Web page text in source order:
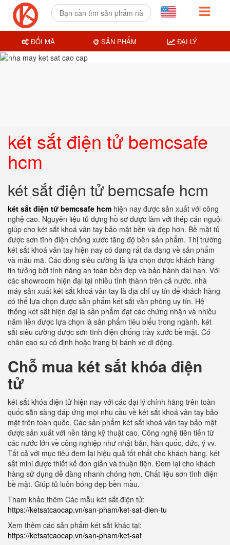
két sắt điện tử bemcsafe
hcm
két sắt điện tử bemcsafe hcm
két sắt điện tử bemcsafe hcm hiện nay được sản xuất với công
nghệ cao. Nguyên liệu tủ đựng hồ sơ được làm với thép cán nguội
giúp cho két sắt khoá vân tay bảo mật bền và đẹp hơn. Bề mặt tủ
được sơn tĩnh điện chống xước tăng độ bền sản phẩm. Thị trường
két sắt khoá vân tay hiện nay có đang rất đa dạng về sản phẩm
và mẫu mã. Các dòng siêu cường là lựa chọn được khách hàng
tin tưởng bởi tính năng an toàn bền đẹp và bảo hành dài hạn. Với
các showroom hiện đại tại nhiều tỉnh thành trên cả nước. nhà
máy sản xuất két sắt khoá vân tay là địa chỉ uy tín để khách hàng
có thể lựa chọn được sản phẩm két sắt văn phòng uy tín. Hệ
thống két sắt hiện đại là sản phẩm đạt các chứng nhận và nhiều
năm liền được lựa chọn là sản phẩm tiêu biểu trong ngành. két
sắt siêu cường được sơn tĩnh điện chống trầy xước bề mặt. Có
chân cao su cố định hoặc trang bị bánh xe di động.
Chỗ mua két sắt khóa điện
tử
két sắt khóa điện tử hiện nay với các đại lý chính hãng trên toàn
quốc sẵn sàng đáp ứng mọi nhu cầu về két sắt khoá vân tay bảo
mật trên toàn quốc. Các sản phẩm két sắt khoá vân tay bảo mật
được sản xuất với nền tảng kỹ thuật cao. Công nghệ tiên tiến từ
các nước lớn về công nghiệp như nhật bản, hàn quốc, đức, ý vv.
Tất cả với mục tiêu đem lại hiệu quả tốt nhất cho khách hàng. két
sắt mini được thiết kế đơn giản và thuận tiện. Đem lại cho khách
hàng sử dụng dễ dàng nhanh chóng hơn. Chất liệu sơn tĩnh điện
bề mặt. Giúp tủ luôn bóng đẹp bền mầu.
Tham khảo thêm Các mẫu két sắt điện tử:
https://ketsatcaocap.vn/san-pham/ket-sat-dien-tu
Xem thêm các sản phẩm két sắt khác tại:
https://ketsatcaocap.vn/san-pham/ket-sat
ĐỔI MÃ SẢN PHẨM ĐẠI LÝ